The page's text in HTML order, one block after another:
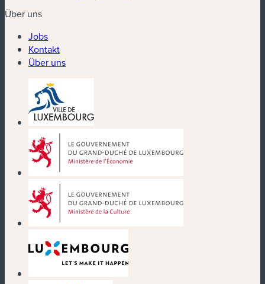
Über uns
Jobs
Kontakt
Über uns